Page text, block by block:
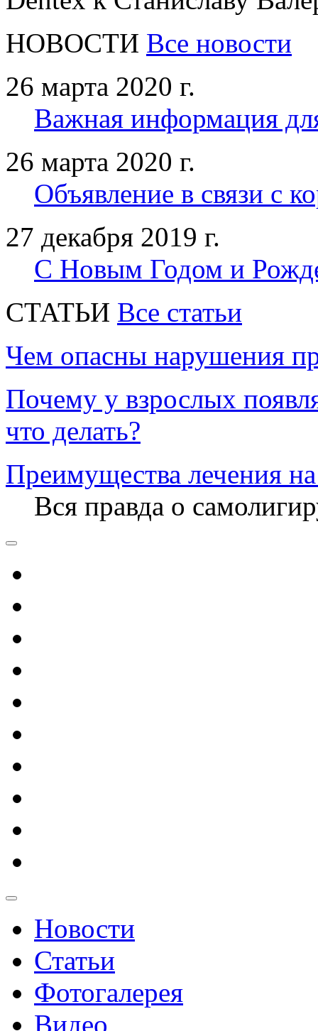
НОВОСТИ Все новости
26 марта 2020 г.
Важная информация
26 марта 2020 г.
Объявление в связи с
27 декабря 2019 г.
С Новым Годом и
CТАТЬИ Все статьи
Чем опасны нарушения
Почему у взрослых
что делать?
Преимущества лечения
Вся правда о
Новости
Статьи
Фотогалерея
Видео